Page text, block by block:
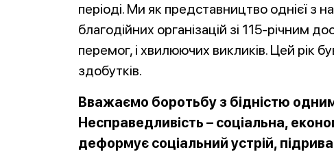
періоді. Ми як представництво однієї з
благодійних організацій зі 115-річним
перемог, і хвилюючих викликів. Цей рік
здобутків.
Вважаємо боротьбу з бідністю
Несправедливість – соціальна,
деформує соціальний устрій, п